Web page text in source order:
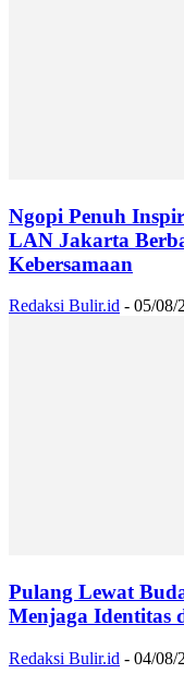
Ngopi Penuh
LAN Jakarta
Kebersamaan
Redaksi Bulir.id - 05/08/
Pulang Lewat
Menjaga Identitas
Redaksi Bulir.id - 04/08/